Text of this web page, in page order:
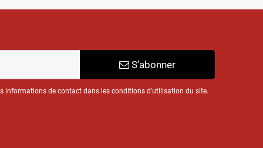
S’abonner
informations de contact dans les conditions d'utilisation du site.